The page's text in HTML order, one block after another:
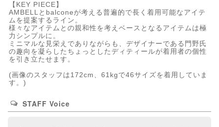
【KEY PIECE】
AMBELLとbalconeが考える普遍的で長く着用可能なアイテ
ムを提案するライン。
様々なアイテムとの親和性を考えベースとなるアイテムは極
力シンプルに。
ミニマルな見栄えでありながらも、デザイナーである門野氏
の趣向を凝らしたちょっとしたディティールが着用者の個性
を引き立たせます。
(画像のスタッフは172cm、61kgで46サイズを着用していま
す。)
STAFF Voice